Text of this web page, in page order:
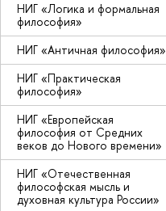
НИГ «Логика и формальная
философия»
НИГ «Античная философия»
НИГ «Практическая
философия»
НИГ «Европейская
философия от Средних
веков до Нового времени»
НИГ «Отечественная
философская мысль и
духовная культура России»